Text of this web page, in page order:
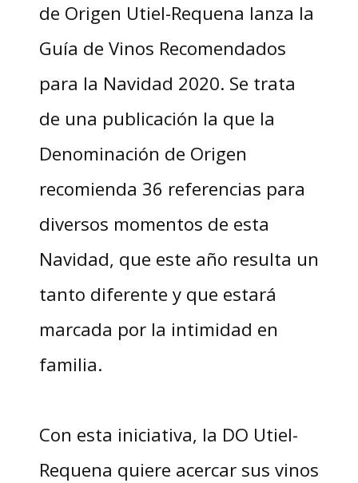
de Origen Utiel-Requena lanza la
Guía de Vinos Recomendados
para la Navidad 2020. Se trata
de una publicación la que la
Denominación de Origen
recomienda 36 referencias para
diversos momentos de esta
Navidad, que este año resulta un
tanto diferente y que estará
marcada por la intimidad en
familia.
Con esta iniciativa, la DO Utiel-
Requena quiere acercar sus vinos